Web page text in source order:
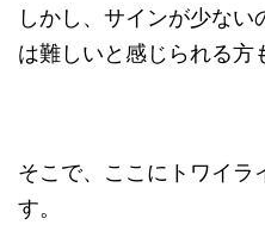
しかし、サインが少な
は難しいと感じられる方
そこで、ここにトワイラ
す。